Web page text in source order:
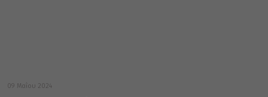
09 Μαΐου 2024